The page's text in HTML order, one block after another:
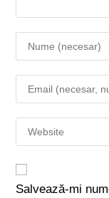
Salvează-mi